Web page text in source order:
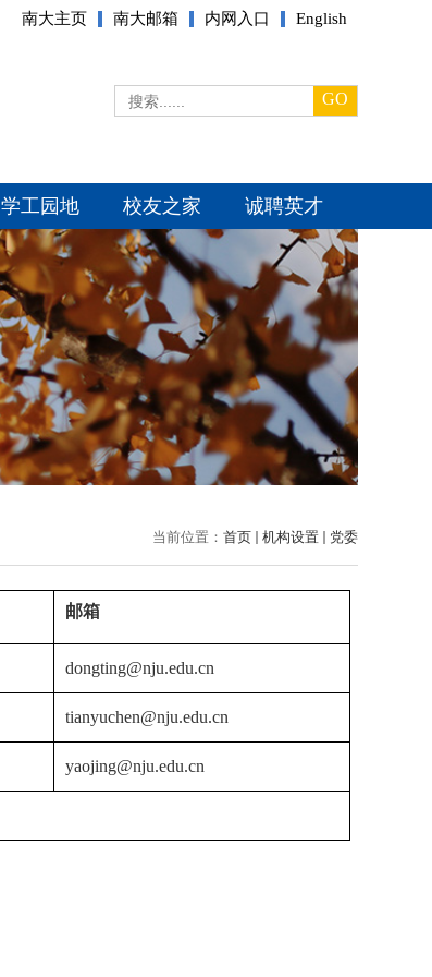
南大主页 南大邮箱 内网入口 English
GO
学工园地 校友之家 诚聘英才
当前位置： 首页 机构设置 党委
邮箱
dongting@nju.edu.cn
tianyuchen@nju.edu.cn
yaojing@nju.edu.cn